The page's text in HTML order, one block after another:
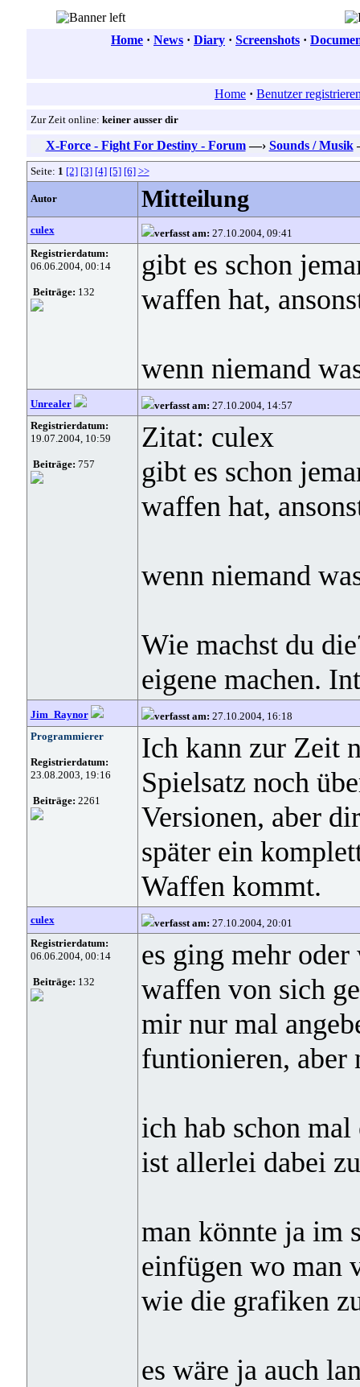
Home · News · Diary · Screenshots ·
Home · Benutzer
Zur Zeit online: keiner ausser dir
X-Force - Fight For Destiny - Forum —› Sounds / Musik
Seite: 1 [2] [3] [4] [5] [6] >>
Autor Mitteilung
culex verfasst am: 27.10.2004, 09:41
Registrierdatum:
06.06.2004, 00:14
Beiträge: 132
gibt es schon
waffen hat,
wenn niemand
Unrealer verfasst am: 27.10.2004, 14:57
Registrierdatum:
19.07.2004, 10:59
Beiträge: 757
Zitat: culex
gibt es schon
waffen hat,
wenn niemand
Wie machst du
eigene machen.
Jim_Raynor verfasst am: 27.10.2004, 16:18
Programmierer
Registrierdatum:
23.08.2003, 19:16
Beiträge: 2261
Ich kann zur Zeit
Spielsatz noch
Versionen, aber
später ein
Waffen kommt.
culex verfasst am: 27.10.2004, 20:01
Registrierdatum:
06.06.2004, 00:14
Beiträge: 132
es ging mehr
waffen von sich
mir nur mal
funtionieren, aber
ich hab schon
ist allerlei dabei
man könnte ja im
einfügen wo man
wie die grafiken
es wäre ja auch